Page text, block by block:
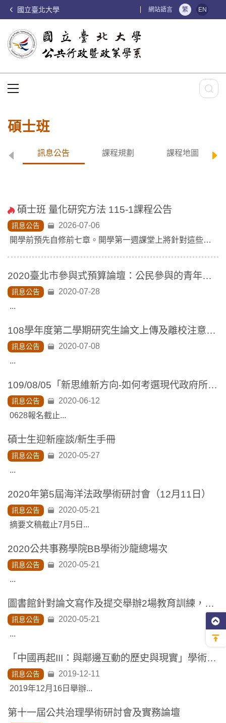
國立臺北大學 網站語言 繁 EN
碩士班
訊息公告 課程規劃 課程地圖
碩士班 量化研究方法 115-1課程公告
訊息公告
2026-07-06
開學前預先自修前七章。開學第一週課堂上將針對這些章節內容進行隨堂評量...
2020臺北市參與式預算論壇：公民參與的青年新動力優秀論文獎勵 論文徵集截止:109年10月31日
訊息公告
2020-07-28
...
108學年度第二學期研究生論文上傳及離校注意事項
訊息公告
2020-07-08
...
109/08/05「新思維新方向-如何考選現代政府所需的治理人才」研討會
訊息公告
2020-06-12
0628報名截止...
碩士生迎新座談/新生手冊
訊息公告
2020-05-27
...
2020年第5屆海洋法政學術研討會（12月11日）
訊息公告
2020-05-21
摘要文稿截止7月5日...
2020公共事務學院BB學術沙龍總場次
訊息公告
2020-05-21
...
圖書館針對論文寫作及提交舉辦2場教育訓練，請踴躍參加。
訊息公告
2020-05-21
...
「中國再起III：與鄰邊互動的歷史與現實」學術研討會
訊息公告
2019-12-11
2019年12月16日舉辦...
第十一屆公共治理學術研討會及實務論壇